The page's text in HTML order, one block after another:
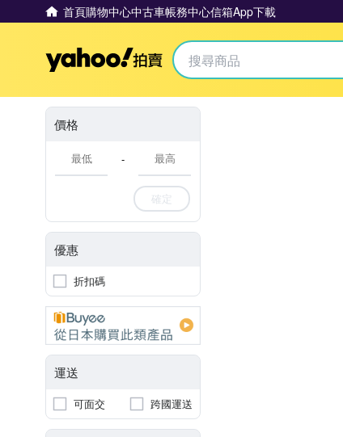
首頁購物中心中古車帳務中心信箱App下載
Yahoo拍賣
價格
-
確定
優惠
折扣碼
運送
可面交 跨國運送